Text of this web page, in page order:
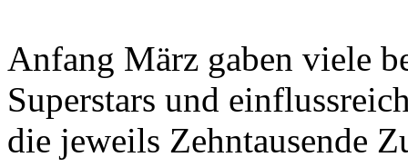
Anfang März gaben viele
Superstars und
die jeweils Zehntausende